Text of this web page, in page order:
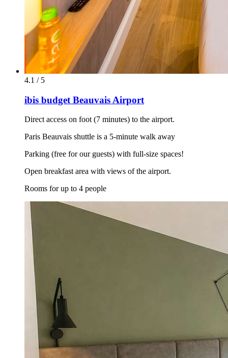
4.1 / 5
ibis budget Beauvais Airport
Direct access on foot (7 minutes) to the airport.
Paris Beauvais shuttle is a 5-minute walk away
Parking (free for our guests) with full-size spaces!
Open breakfast area with views of the airport.
Rooms for up to 4 people